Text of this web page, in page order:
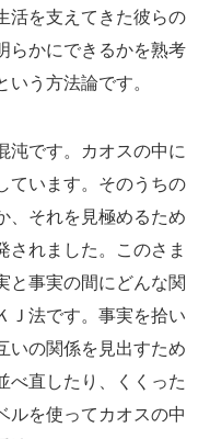
活を支えてきた彼らの
らかにできるかを熟考
う方法論です。
沌です。カオスの中に
ています。そのうちの
、それを見極めるため
されました。このさま
と事実の間にどんな関
Ｊ法です。事実を拾い
いの関係を見出すため
べ直したり、くくった
ルを使ってカオスの中